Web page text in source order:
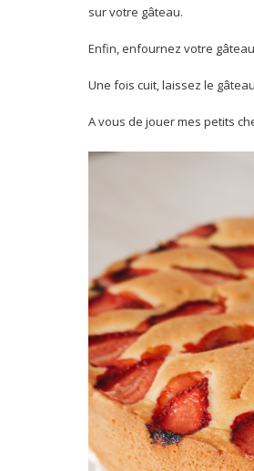
sur votre gâteau.
Enfin, enfournez votre
Une fois cuit, laissez le
A vous de jouer mes petits